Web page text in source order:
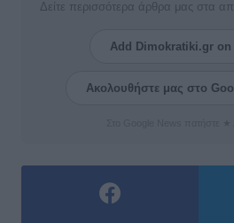
Δείτε περισσότερα άρθρα μας στα
Add Dimokratiki.gr
Ακολουθήστε μας στο